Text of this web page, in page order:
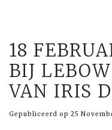
18
BIJ
VAN IRIS
Gepubliceerd op 25